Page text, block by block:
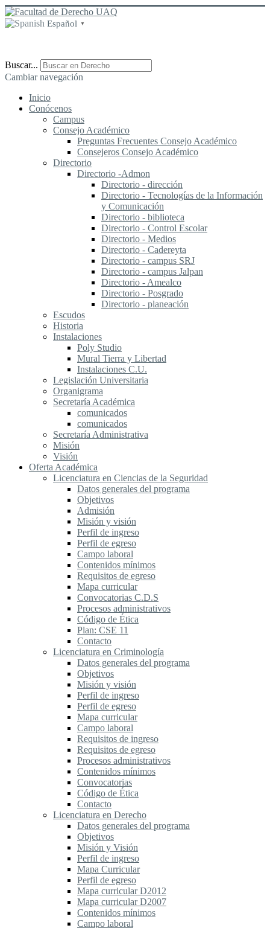
Español ▼
Buscar...
Cambiar navegación
Inicio
Conócenos
Campus
Consejo Académico
Preguntas Frecuentes Consejo Académico
Consejeros Consejo Académico
Directorio
Directorio -Admon
Directorio - dirección
Directorio - Tecnologías de la Información
y Comunicación
Directorio - biblioteca
Directorio - Control Escolar
Directorio - Medios
Directorio - Cadereyta
Directorio - campus SRJ
Directorio - campus Jalpan
Directorio - Amealco
Directorio - Posgrado
Directorio - planeación
Escudos
Historia
Instalaciones
Poly Studio
Mural Tierra y Libertad
Instalaciones C.U.
Legislación Universitaria
Organigrama
Secretaría Académica
comunicados
comunicados
Secretaría Administrativa
Misión
Visión
Oferta Académica
Licenciatura en Ciencias de la Seguridad
Datos generales del programa
Objetivos
Admisión
Misión y visión
Perfil de ingreso
Perfil de egreso
Campo laboral
Contenidos mínimos
Requisitos de egreso
Mapa curricular
Convocatorias C.D.S
Procesos administrativos
Código de Ética
Plan: CSE 11
Contacto
Licenciatura en Criminología
Datos generales del programa
Objetivos
Misión y visión
Perfil de ingreso
Perfil de egreso
Mapa curricular
Campo laboral
Requisitos de ingreso
Requisitos de egreso
Procesos administrativos
Contenidos mínimos
Convocatorias
Código de Ética
Contacto
Licenciatura en Derecho
Datos generales del programa
Objetivos
Misión y Visión
Perfil de ingreso
Mapa Curricular
Perfil de egreso
Mapa curricular D2012
Mapa curricular D2007
Contenidos mínimos
Campo laboral